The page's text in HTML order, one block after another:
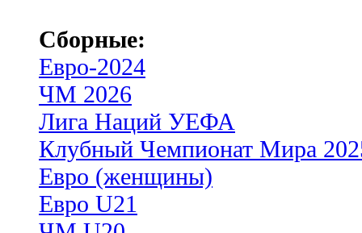
Сборные:
Евро-2024
ЧМ 2026
Лига Наций УЕФА
Клубный Чемпионат Мира
Евро (женщины)
Евро U21